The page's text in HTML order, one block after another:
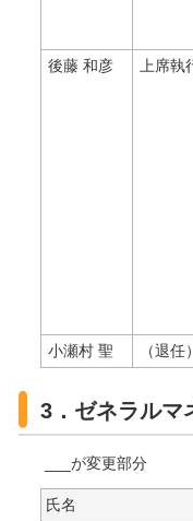
後藤 和彦
上席執
小瀬村 聖 （退任）
3．ゼネラル
___が変更部分
氏名